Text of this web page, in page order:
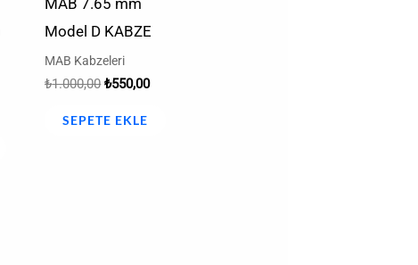
MAB 7.65 mm
Model D KABZE
MAB Kabzeleri
₺1.000,00 ₺550,00
SEPETE EKLE